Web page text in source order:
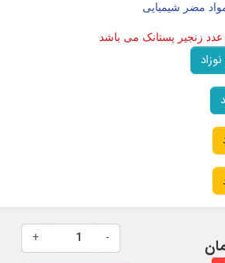
زنجیر پستانک می باشد
-
+